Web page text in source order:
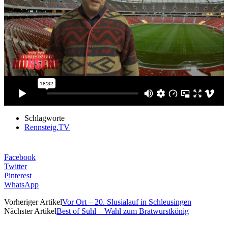
Schlagworte
Rennsteig.TV
Facebook
Twitter
Pinterest
WhatsApp
Vorheriger ArtikelVor Ort – 20. Slusialauf in Schleusingen
Nächster ArtikelBest of Suhl – Wahl zum Bratwurstkönig